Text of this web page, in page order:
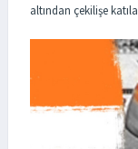
altından çekilişe